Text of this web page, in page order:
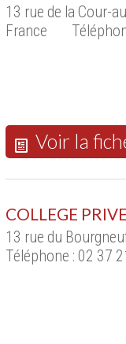
13 rue de la Cour-
France
Voir la
COLLEGE
13 rue du
Téléphone : 02 37